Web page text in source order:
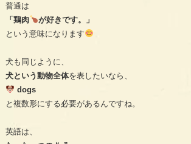
普通は
「鶏肉
が好きです。」
という意味になります
犬も同じように、
犬という動物全体を表したいなら、
dogs
と複数形にする必要があるんですね。
英語は、